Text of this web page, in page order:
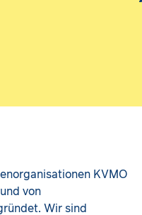
KVMO
von
Wir sind